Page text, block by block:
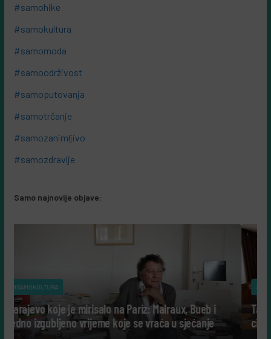
#samohike
#samokultura
#samomoda
#samoodrživost
#samoputovanja
#samotrčanje
#samozanimljivo
#samozdravlje
Samo najnovije objave:
Malraux, Bueb i
vraća u sjećanje
#SAMOKULTURA
Tako su govorili: Šta nam danas
cijeli život posvetili nauci?